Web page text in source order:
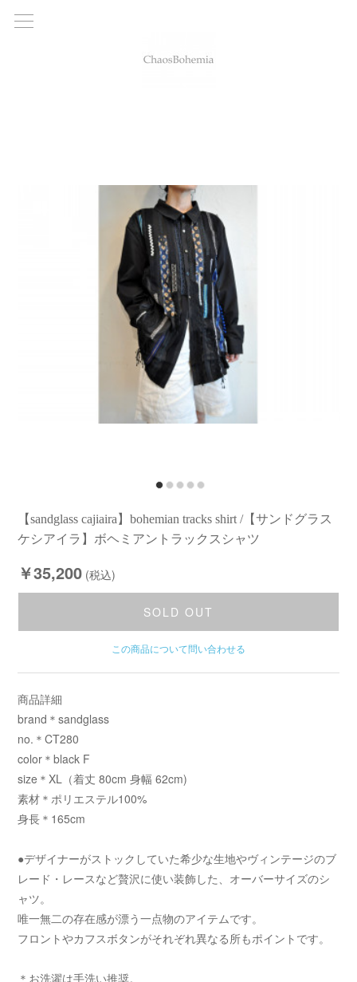
【sandglass cajiaira】bohemian tracks shirt /【サンドグラス
ケシアイラ】ボヘミアントラックスシャツ
￥35,200 (税込)
SOLD OUT
この商品について問い合わせる
商品詳細
brand＊sandglass
no.＊CT280
color＊black F
size＊XL（着丈 80cm 身幅 62cm)
素材＊ポリエステル100%
身長＊165cm
●デザイナーがストックしていた希少な生地やヴィンテージのブ
レード・レースなど贅沢に使い装飾した、オーバーサイズのシ
ャツ。
唯一無二の存在感が漂う一点物のアイテムです。
フロントやカフスボタンがそれぞれ異なる所もポイントです。
＊お洗濯は手洗い推奨。